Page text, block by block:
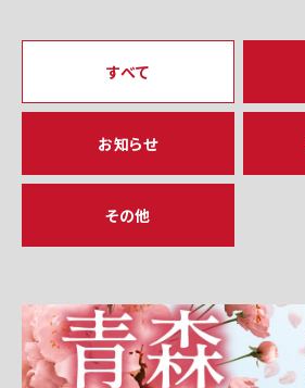
すべて
お知らせ
その他